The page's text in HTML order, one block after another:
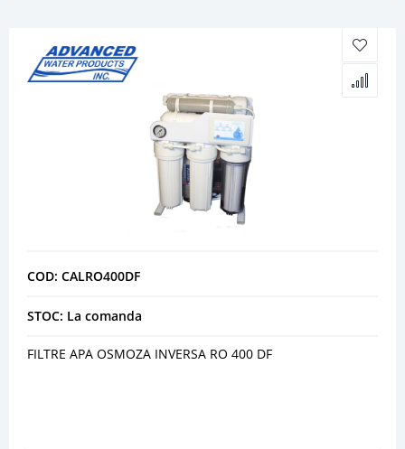
COD: CALRO400DF
STOC: La comanda
FILTRE APA OSMOZA INVERSA RO 400 DF